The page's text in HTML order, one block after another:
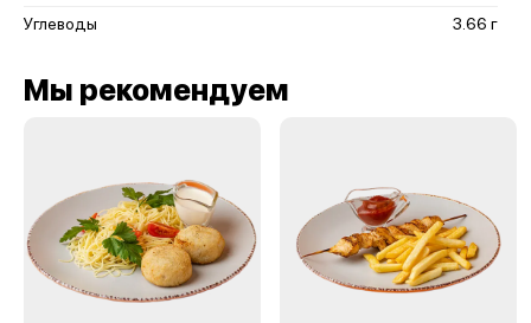
Углеводы
3.66 г
Мы рекомендуем